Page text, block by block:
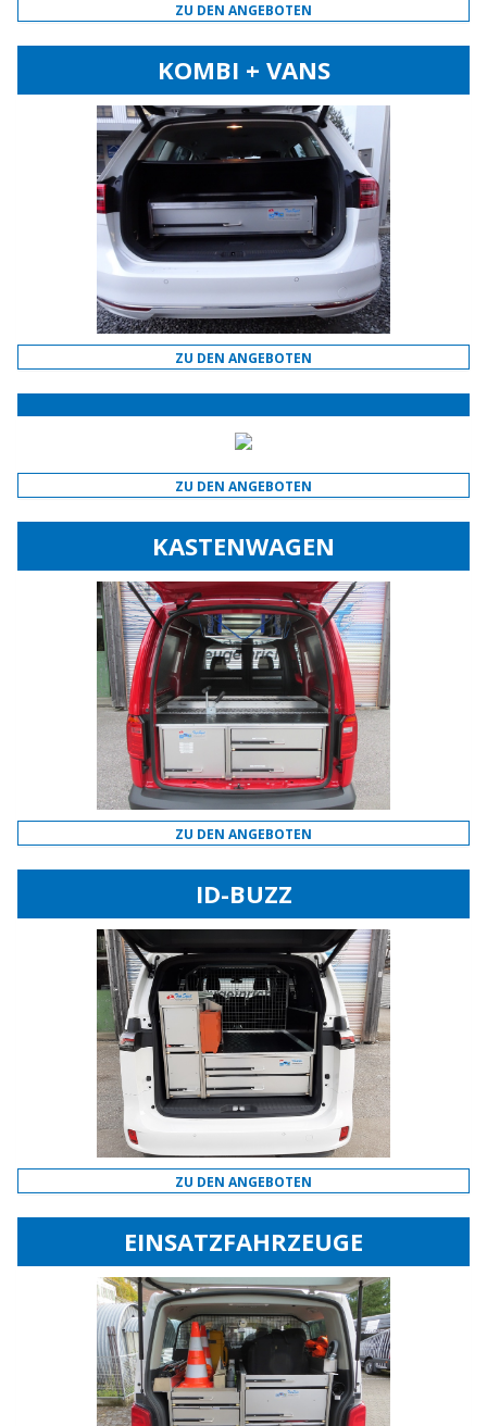
ZU DEN ANGEBOTEN
KOMBI + VANS
ZU DEN ANGEBOTEN
ZU DEN ANGEBOTEN
KASTENWAGEN
ZU DEN ANGEBOTEN
ID-BUZZ
ZU DEN ANGEBOTEN
EINSATZFAHRZEUGE